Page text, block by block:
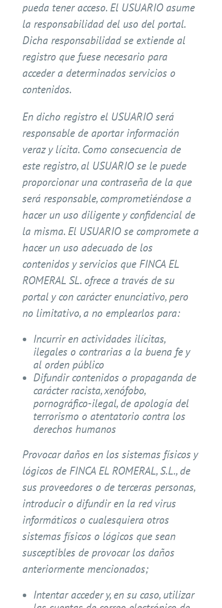
pueda tener acceso. El USUARIO asume
la responsabilidad del uso del portal.
Dicha responsabilidad se extiende al
registro que fuese necesario para
acceder a determinados servicios o
contenidos.
En dicho registro el USUARIO será
responsable de aportar información
veraz y lícita. Como consecuencia de
este registro, al USUARIO se le puede
proporcionar una contraseña de la que
será responsable, comprometiéndose a
hacer un uso diligente y confidencial de
la misma. El USUARIO se compromete a
hacer un uso adecuado de los
contenidos y servicios que FINCA EL
ROMERAL SL. ofrece a través de su
portal y con carácter enunciativo, pero
no limitativo, a no emplearlos para:
Incurrir en actividades ilícitas,
ilegales o contrarias a la buena fe y
al orden público
Difundir contenidos o propaganda de
carácter racista, xenófobo,
pornográfico-ilegal, de apología del
terrorismo o atentatorio contra los
derechos humanos
Provocar daños en los sistemas físicos y
lógicos de FINCA EL ROMERAL, S.L., de
sus proveedores o de terceras personas,
introducir o difundir en la red virus
informáticos o cualesquiera otros
sistemas físicos o lógicos que sean
susceptibles de provocar los daños
anteriormente mencionados;
Intentar acceder y, en su caso, utilizar